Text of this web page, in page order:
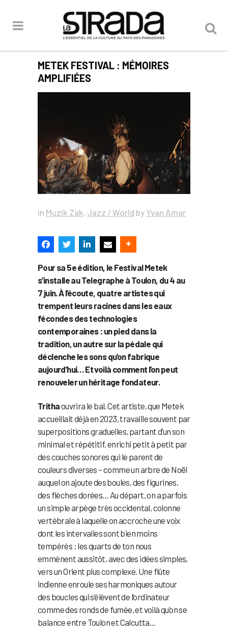
METEK FESTIVAL : MÉMOIRES
AMPLIFIÉES
in Muzik Zak, Jazz / World byYvan Amar
Pour sa 5e édition, le Festival Metek
s’installe au Telegraphe à Toulon, du 4 au
7 juin. À l’écoute, quatre artistes qui
trempent leurs racines dans les eaux
fécondes des technologies
contemporaines : un pied dans la
tradition, un autre sur la pédale qui
déclenche les sons qu’on fabrique
aujourd’hui… Et voilà comment l’on peut
renouveler un héritage fondateur.
Trithaouvrira le bal. Cet artiste, que Metek
accueillait déjà en 2023, travaille souvent par
superpositions graduelles, partant d’un son
minimal et répétitif, enrichi petit à petit par
des couches sonores qui le parent de
couleurs diverses – comme un arbre de Noël
auquel on ajoute des boules, des figurines,
des flèches dorées… Au départ, on a parfois
un simple arpège très occidental, colonne
vertébrale à laquelle on accroche une voix
dont les intervalles sont bien moins
tempérés : les quarts de ton nous
emmènent aussitôt, avec des idées simples,
vers un Orient plus complexe. Une flûte
indienne enroule ses harmoniques autour
des boucles qui s’élèvent de l’ordinateur
comme des ronds de fumée, et voilà qu’on se
balance entre Toulon et Calcutta…